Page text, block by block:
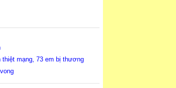
mạng, 73 em bị thương